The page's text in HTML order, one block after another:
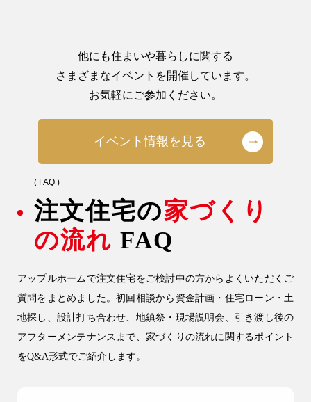
他にも住まいや暮らしに関する
さまざまなイベントを開催しています。
お気軽にご参加ください。
イベント情報を見る
( FAQ )
注文住宅の家づくり
の流れ FAQ
アップルホームで注文住宅をご検討中の方からよくいただくご
質問をまとめました。初回相談から資金計画・住宅ローン・土
地探し、設計打ち合わせ、地鎮祭・現場説明会、引き渡し後の
アフターメンテナンスまで、家づくりの流れに関するポイント
をQ&A形式でご紹介します。